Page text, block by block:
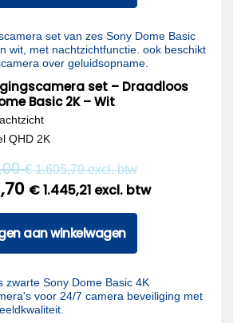
set – Draadloos
Basic 2K – Wit
QHD 2K
€1.605,79excl. btw
€1.445,21 excl. btw
aan winkelwagen